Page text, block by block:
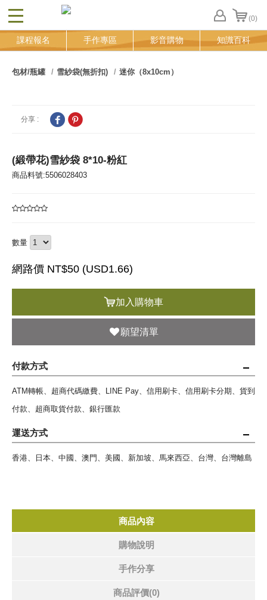
CLOSE (0)
FB
登
課程報名 手作專區 影音購物 知識百科
包材/瓶罐 雪紗袋(無折扣) 迷你（8x10cm）
分享 :
(緞帶花)雪紗袋 8*10-粉紅
商品料號:5506028403
數量
網路價 NT$50 (USD1.66)
加入購物車
願望清單
付款方式
ATM轉帳、超商代碼繳費、LINE Pay、信用刷卡、信用刷卡分期、貨到
付款、超商取貨付款、銀行匯款
運送方式
香港、日本、中國、澳門、美國、新加坡、馬來西亞、台灣、台灣離島
商品內容
購物說明
手作分享
商品評價(0)